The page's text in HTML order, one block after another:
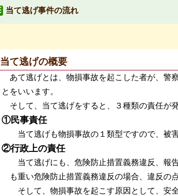
当て逃げ事件の流れ
当て逃げの概要
あて逃げとは、物損事故を起こした者が、警
とをいいます。
そして、当て逃げをすると、３種類の責任が
①民事責任
当て逃げも物損事故の１類型ですので、被
②行政上の責任
当て逃げにも、危険防止措置義務違反、報
も重い危険防止措置義務違反の場合、違反の
そして、物損事故を起こす原因として、安